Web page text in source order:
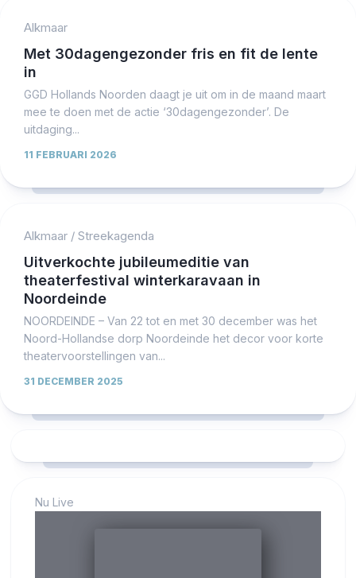
Alkmaar
Met 30dagengezonder fris en fit de lente
in
GGD Hollands Noorden daagt je uit om in de maand maart
mee te doen met de actie ‘30dagengezonder’. De
uitdaging...
11 FEBRUARI 2026
Alkmaar / Streekagenda
Uitverkochte jubileumeditie van
theaterfestival winterkaravaan in
Noordeinde
NOORDEINDE – Van 22 tot en met 30 december was het
Noord-Hollandse dorp Noordeinde het decor voor korte
theatervoorstellingen van...
31 DECEMBER 2025
Nu Live